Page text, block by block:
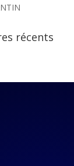
récents